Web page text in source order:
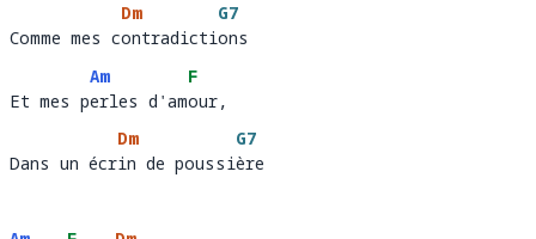
Comme mes c
Dm
ontradicti
G7
ons
Comme mes contradictions
Et mes p
Am
erles d'am
F
our,
Et mes perles d'amour,
Dans un écr
Dm
in de poussi
G7
ère
Dans un écrin de poussière